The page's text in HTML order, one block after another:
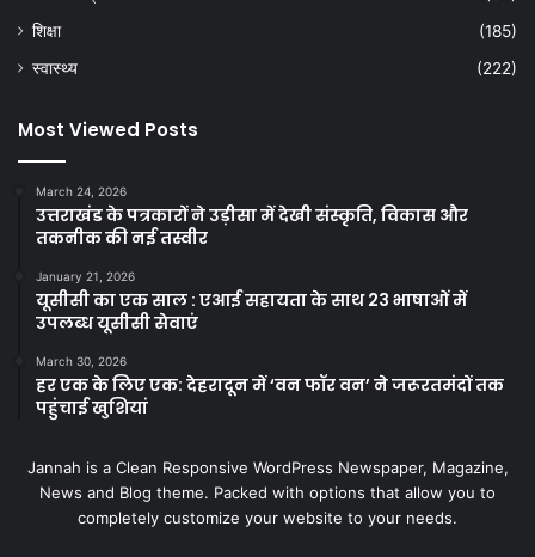
शिक्षा
(185)
स्वास्थ्य
(222)
Most Viewed Posts
March 24, 2026
उत्तराखंड के पत्रकारों ने उड़ीसा में देखी संस्कृति, विकास और
तकनीक की नई तस्वीर
January 21, 2026
यूसीसी का एक साल : एआई सहायता के साथ 23 भाषाओं में
उपलब्ध यूसीसी सेवाएं
March 30, 2026
हर एक के लिए एक: देहरादून में ‘वन फॉर वन’ ने जरूरतमंदों तक
पहुंचाई खुशियां
Jannah is a Clean Responsive WordPress Newspaper, Magazine,
News and Blog theme. Packed with options that allow you to
completely customize your website to your needs.